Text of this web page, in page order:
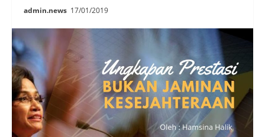
admin.news 17/01/2019